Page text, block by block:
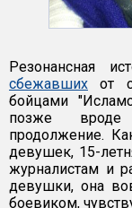
Резонансная
сбежавших от
бойцами
позже
продолжение.
девушек, 15-
журналистам и
девушки, она
боевиком,